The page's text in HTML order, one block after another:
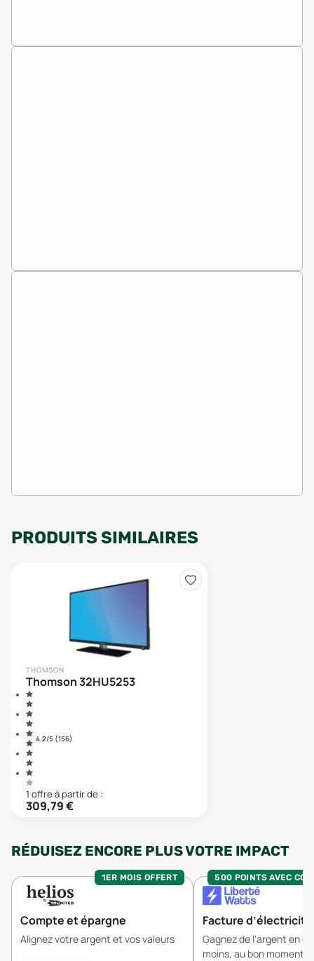
PRODUITS SIMILAIRES
THOMSON
Thomson 32HU5253
4.2/5 (156)
1 offre à partir de :
309,79€
RÉDUISEZ ENCORE PLUS VOTRE IMPACT
1ER MOIS OFFERT
Compte et épargne
Alignez votre argent et vos valeurs
500 POINTS AVEC
Facture d’électricité
Gagnez de l'argent en
moins, au bon moment.